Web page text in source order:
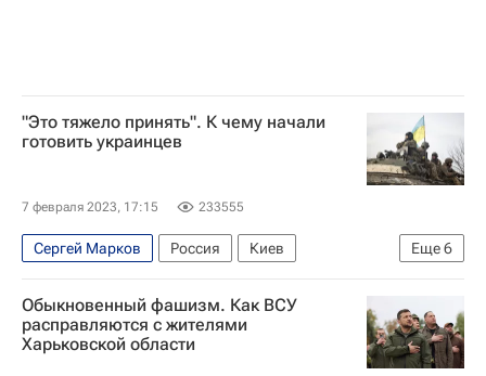
"Это тяжело принять". К чему начали
готовить украинцев
7 февраля 2023, 17:15 233555
Еще6
Сергей Марков Россия
Киев
Южная Корея
Алексей Арестович*
Совет национальной безопасности и обороны Украины
Госдума РФ
Евросоюз
Обыкновенный фашизм. Как ВСУ
расправляются с жителями
Харьковской области